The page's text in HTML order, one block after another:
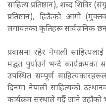
साहित्य प्रतिष्ठान), शब्द शिविर
प्रतिष्ठान), हिऊँको आगो
लगायतका कृतिहरू सार्वजनिक
प्रवासमा रहेर नेपाली
मद्घत पुर्याउने भन्दै
उपस्थित सम्पूर्ण
दिनमा नेपाली साहित्यको
कार्यक्रम संस्थाले गर्दै जाने उहाँको